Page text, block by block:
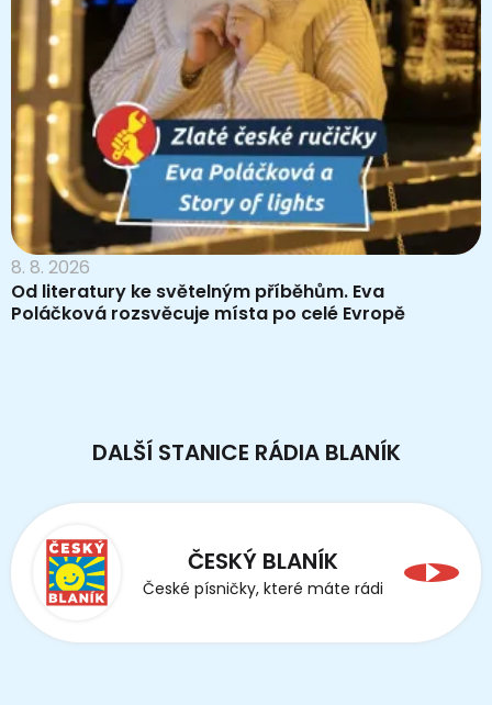
8. 8. 2026
Od literatury ke světelným příběhům. Eva
Poláčková rozsvěcuje místa po celé Evropě
DALŠÍ STANICE RÁDIA BLANÍK
ČESKÝ BLANÍK
České písničky, které máte rádi